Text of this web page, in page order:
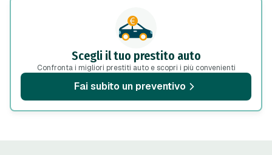
Scegli il tuo prestito auto
Confronta i migliori prestiti auto e scopri i più convenienti
Fai subito un preventivo